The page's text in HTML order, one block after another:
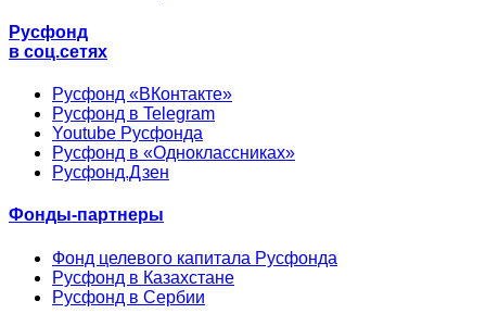
Русфонд
в соц.сетях
Русфонд «ВКонтакте»
Русфонд в Telegram
Youtube Русфонда
Русфонд в «Одноклассниках»
Русфонд.Дзен
Фонды-партнеры
Фонд целевого капитала Русфонда
Русфонд в Казахстане
Русфонд в Сербии